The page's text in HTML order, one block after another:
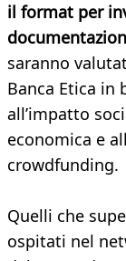
il format per
saranno
Banca Etica in
all’impatto
economica e
crowdfunding.
Quelli che
ospitati nel